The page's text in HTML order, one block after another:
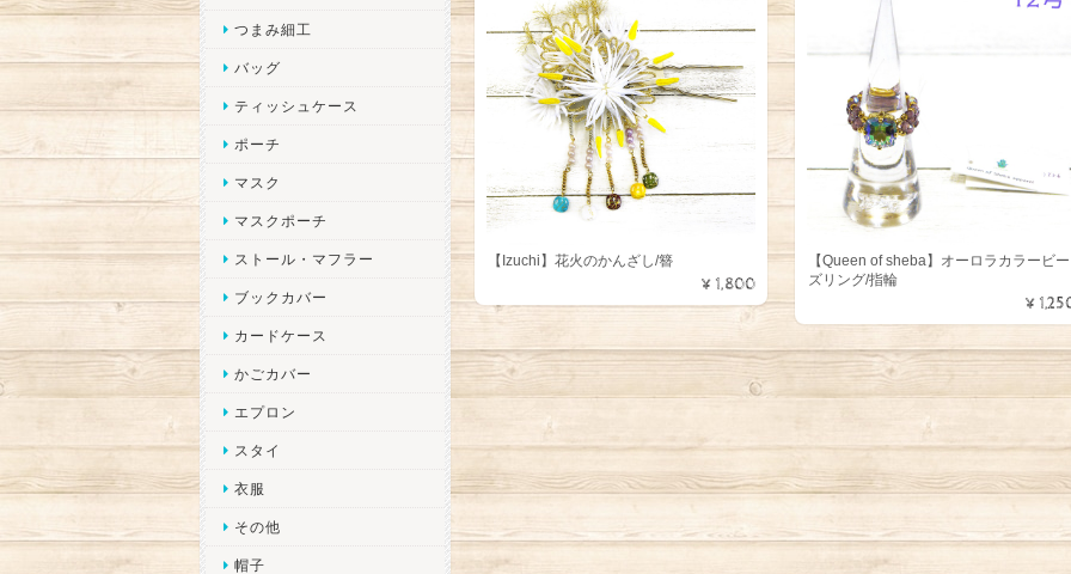
【Izuchi】花火のかんざし/簪
¥1,800
【Queen of sheba】オーロラカラービー
ズリング/指輪
つまみ細工
バッグ
ティッシュケース
ポーチ
マスク
マスクポーチ
ストール・マフラー
ブックカバー
カードケース
かごカバー
エプロン
スタイ
衣服
その他
帽子